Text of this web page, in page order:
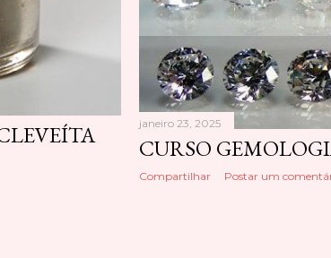
janeiro 23, 2025
CURSO
Compartilhar Postar um